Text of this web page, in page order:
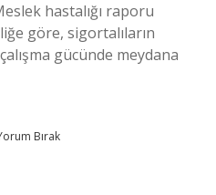
hastalığı raporu
göre, sigortalıların
gücünde meydana
Bırak